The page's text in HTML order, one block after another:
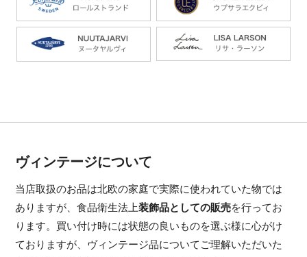
ヴィンテージについて
当店取扱のお品は北欧の家庭で実際に使われていた物では
ありますが、食品衛生法上装飾品としての販売を行ってお
ります。買い付け時には状態の良いものを選ぶ様に心がけ
ておりますが、ヴィンテージ品についてご理解いただいた